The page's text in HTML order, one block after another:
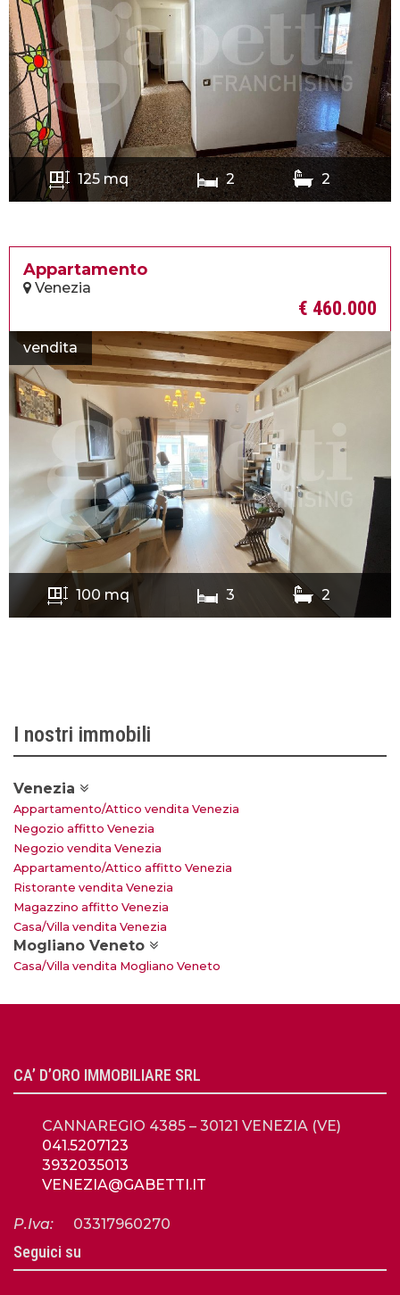
125 mq 2 2
Appartamento
Venezia
€ 460.000
vendita
100 mq 3 2
I nostri immobili
Venezia
Appartamento/Attico vendita Venezia
Negozio affitto Venezia
Negozio vendita Venezia
Appartamento/Attico affitto Venezia
Ristorante vendita Venezia
Magazzino affitto Venezia
Casa/Villa vendita Venezia
Mogliano Veneto
Casa/Villa vendita Mogliano Veneto
CA’ D’ORO IMMOBILIARE SRL
CANNAREGIO 4385 – 30121 VENEZIA (VE)
041.5207123
3932035013
VENEZIA@GABETTI.IT
P.Iva: 03317960270
Seguici su